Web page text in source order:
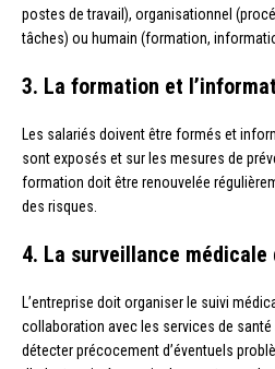
postes de travail), organisationnel
tâches) ou humain (formation,
3. La formation et
Les salariés doivent être formés et
sont exposés et sur les mesures de
formation doit être renouvelée
des risques.
4. La surveillance médicale
L’entreprise doit organiser le suivi
collaboration avec les services de santé
détecter précocement d’éventuels